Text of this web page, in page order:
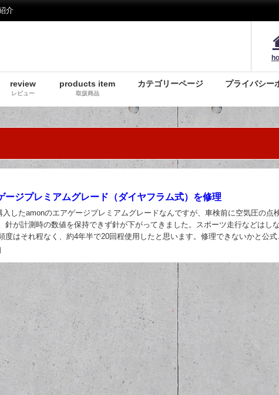
介
review
レビュー
products item
取扱商品
カテゴリーページ プライバシー
ージプレミアムグレード（ダイヤフラム式）を修理
入したamonのエアゲージプレミアムグレードなんですが、車検前に空気圧の点
針が計測時の数値を保持できず針が下がってきました。スポーツ走行などはしな
度はそれ程なく、約4年半で20回程使用したと思います。修理できないかと公式
いてみましたが、修理や校正は行ってい...